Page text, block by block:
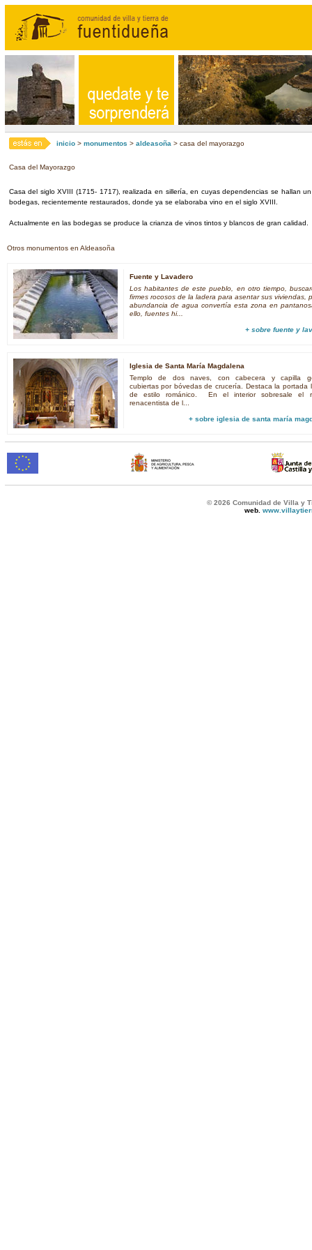
inicio> monumentos > aldeasoña > casa del mayorazgo
Casa del Mayorazgo
Casa del siglo XVIII (1715- 1717), realizada en sillería, en cuyas dependencias se hallan
bodegas, recientemente restaurados, donde ya se elaboraba vino en el siglo XVIII.
Actualmente en las bodegas se produce la crianza de vinos tintos y blancos de gran calidad.
Otros monumentos en Aldeasoña
Fuente y Lavadero
Los habitantes de este pueblo, en otro tiempo,
firmes rocosos de la ladera para asentar sus viviendas,
abundancia de agua convertía esta zona en
ello, fuentes hi...
+ sobre fuente y
Iglesia de Santa María Magdalena
Templo de dos naves, con cabecera y capilla
cubiertas por bóvedas de crucería. Destaca la portada
de estilo románico. En el interior sobresale el
renacentista de l...
+ sobre iglesia de santa maría
© 2026 Comunidad de Villa y
web.